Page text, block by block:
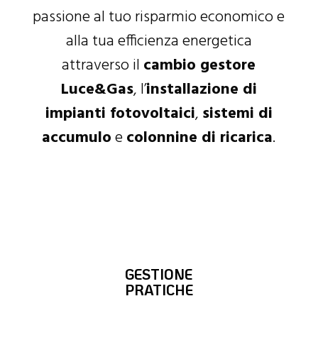
passione al tuo risparmio economico e
alla tua efficienza energetica
attraverso il cambio gestore
Luce&Gas, l’installazione di
impianti fotovoltaici, sistemi di
accumuloe colonnine di ricarica.
GESTIONE
PRATICHE